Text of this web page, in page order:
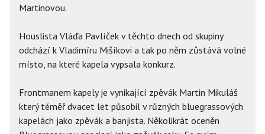
Martinovou.
Houslista Vláďa Pavlíček v těchto dnech od skupiny
odchází k Vladimíru Mišíkovi a tak po něm zůstává volné
místo, na které kapela vypsala konkurz.
Frontmanem kapely je vynikající zpěvák Martin Mikuláš
který téměř dvacet let působil v různých bluegrassových
kapelách jako zpěvák a banjista. Několikrát oceněn